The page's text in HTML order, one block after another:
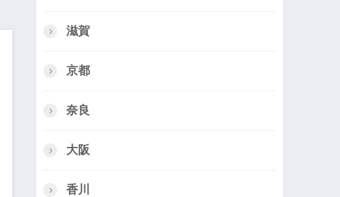
滋賀
京都
奈良
大阪
香川